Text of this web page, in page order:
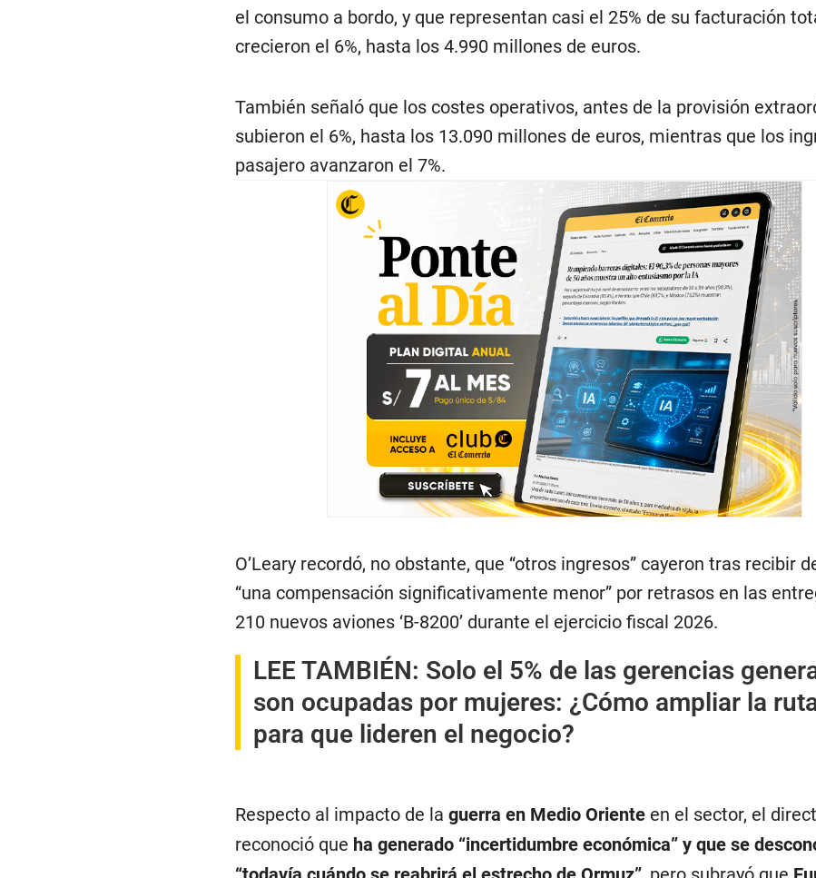
el consumo a bordo, y que representan casi el 25% de su facturación
crecieron el 6%, hasta los 4.990 millones de euros.
También señaló que los costes operativos, antes de la provisión
subieron el 6%, hasta los 13.090 millones de euros, mientras que los
pasajero avanzaron el 7%.
O’Leary recordó, no obstante, que “otros ingresos” cayeron tras recibir
“una compensación significativamente menor” por retrasos en las
210 nuevos aviones ‘B-8200’ durante el ejercicio fiscal 2026.
LEE TAMBIÉN: Solo el 5% de las gerencias
son ocupadas por mujeres: ¿Cómo ampliar la
para que lideren el negocio?
Respecto al impacto de la guerra en Medio Orienteen el sector, el
reconoció que ha generado “incertidumbre económica” y que se